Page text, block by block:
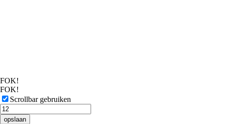
FOK!
FOK!
Scrollbar gebruiken
opslaan